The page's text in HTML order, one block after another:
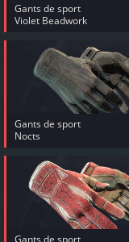
Gants de sport
Violet Beadwork
Gants de sport
Nocts
Gants de sport